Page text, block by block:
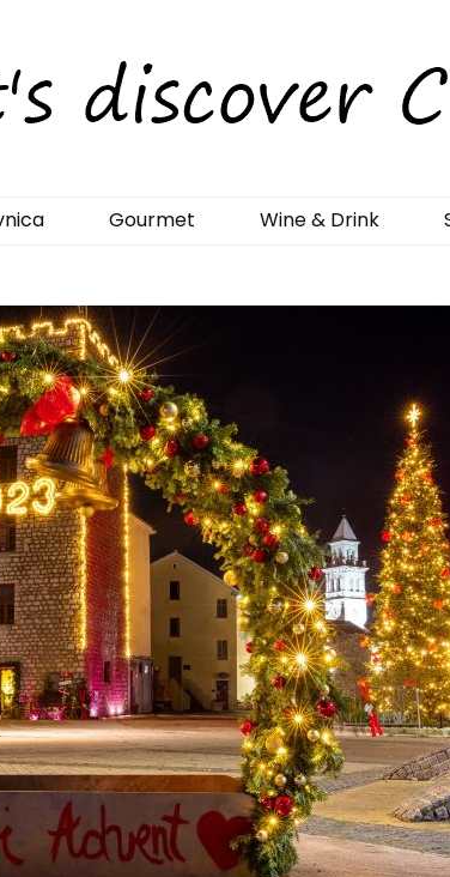
Gourmet Wine & Drink